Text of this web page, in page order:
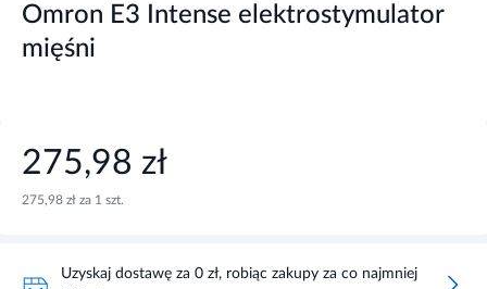
Omron E3 Intense elektrostymulator
mięśni
275,98 zł
275,98 zł za 1 szt.
Uzyskaj dostawę za 0 zł, robiąc zakupy za co najmniej